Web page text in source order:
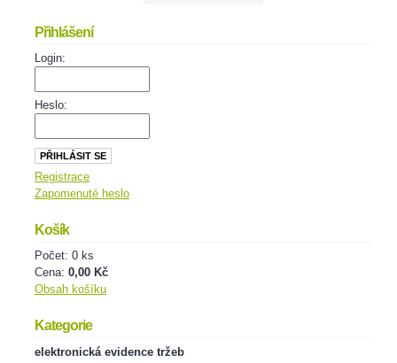
Přihlášení
Login:
Heslo:
Registrace
Zapomenuté heslo
Košík
Počet: 0 ks
Cena: 0,00 Kč
Obsah košíku
Kategorie
elektronická evidence tržeb